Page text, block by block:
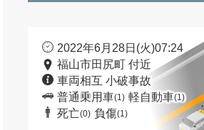
2022年6月28日(火)07:24
福山市田尻町 付近
車両相互 小破事故
普通乗用車(1) 軽自動車(1)
死亡(0) 負傷(1)